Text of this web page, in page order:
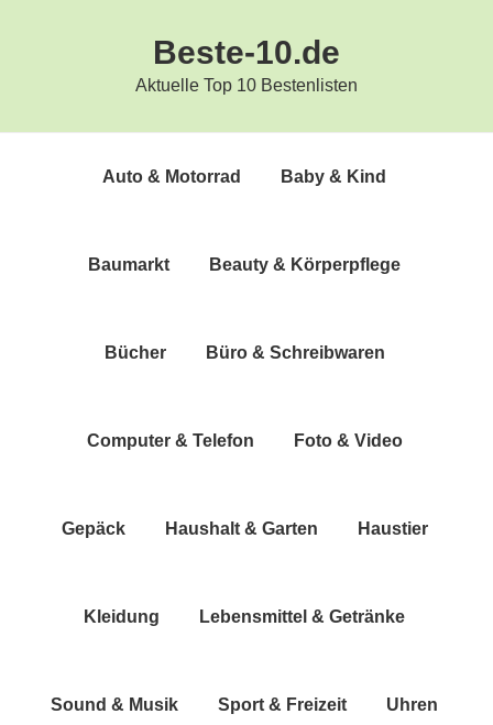
Beste-10.de
Aktuelle Top 10 Bestenlisten
Auto & Motorrad Baby & Kind
Bau­markt Beau­ty & Körperpflege
Bücher Büro & Schreibwaren
Com­pu­ter & Telefon Foto & Video
Gepäck Haus­halt & Garten Haus­tier
Klei­dung Lebens­mit­tel & Getränke
Sound & Musik Sport & Freizeit Uhren